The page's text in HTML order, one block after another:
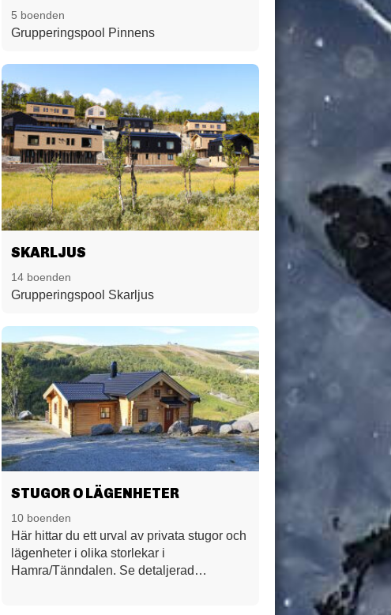
5 boenden
Grupperingspool Pinnens
SKARLJUS
14 boenden
Grupperingspool Skarljus
STUGOR O LÄGENHETER
10 boenden
Här hittar du ett urval av privata stugor och
lägenheter i olika storlekar i
Hamra/Tänndalen. Se detaljerad